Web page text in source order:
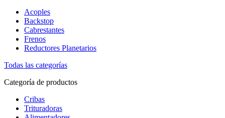
Acoples
Backstop
Cabrestantes
Frenos
Reductores Planetarios
Todas las categorías
Categoría de productos
Cribas
Trituradoras